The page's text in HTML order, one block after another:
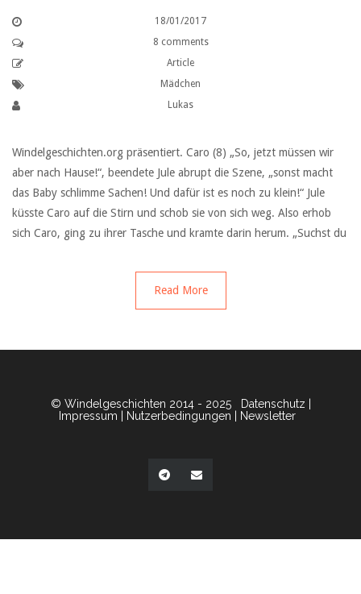
18/01/2017
8 comments
Article
Mädchen
Lukas
Windelgeschichten.org präsentiert. Caro (8) „So, jetzt müssen wir
aber nach Hause!“, beendete Jule abrupt die Szene, „sonst macht
das Baby schlimme Sachen! Und dafür ist es noch zu klein!“ Jule
küsste Caro auf die Stirn und schob sie von sich weg. Also erhob
sich Caro, ging zu ihrer Tasche und kramte darin herum. „Suchst du
Read More
© Windelgeschichten 2014 - 2025 Datenschutz
Impressum
Nutzerbedingungen Newsletter